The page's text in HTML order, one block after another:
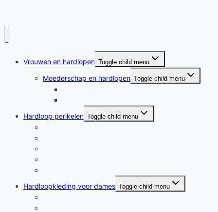
Vrouwen en hardlopen Toggle child menu
Moederschap en hardlopen Toggle child menu
Hardloop perikelen Toggle child menu
Hardloopkleding voor dames Toggle child menu